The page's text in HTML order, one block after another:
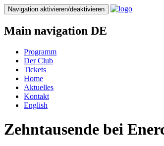
Direkt
zum
Inhalt
Navigation aktivieren/deaktivieren
Main navigation DE
Programm
Der Club
Tickets
Home
Aktuelles
Kontakt
English
Zehntausende bei